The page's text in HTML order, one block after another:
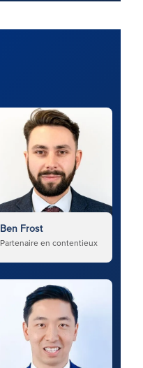
Ben Frost
Partenaire en contentieux